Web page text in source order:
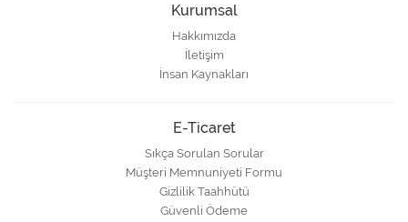
Kurumsal
Hakkımızda
İletişim
İnsan Kaynakları
E-Ticaret
Sıkça Sorulan Sorular
Müşteri Memnuniyeti Formu
Gizlilik Taahhütü
Güvenli Ödeme